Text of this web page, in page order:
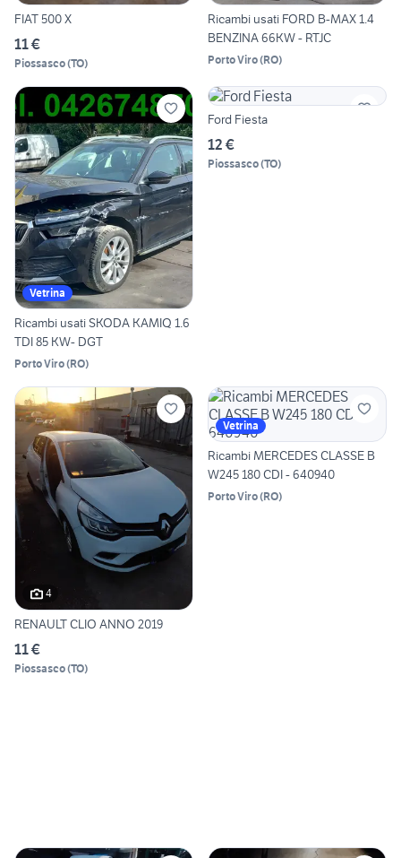
FIAT 500 X
11 €
Piossasco(TO)
Ricambi usati FORD B-MAX 1.4
BENZINA 66KW - RTJC
Porto Viro(RO)
Vetrina
Ricambi usati SKODA KAMIQ 1.6
TDI 85 KW- DGT
Porto Viro(RO)
Ford Fiesta
12 €
Piossasco(TO)
4
RENAULT CLIO ANNO 2019
11 €
Piossasco(TO)
Vetrina
Ricambi MERCEDES CLASSE B
W245 180 CDI - 640940
Porto Viro(RO)